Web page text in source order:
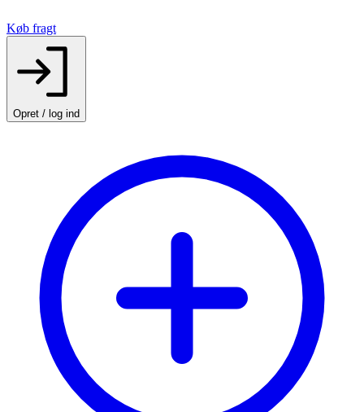
Køb fragt
Opret / log ind